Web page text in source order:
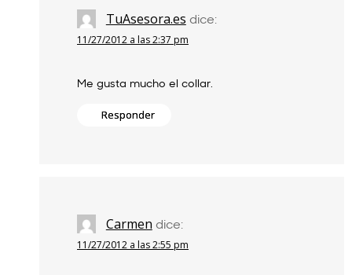
TuAsesora.es dice:
11/27/2012 a las 2:37 pm
Me gusta mucho el collar.
Responder
Carmen dice:
11/27/2012 a las 2:55 pm